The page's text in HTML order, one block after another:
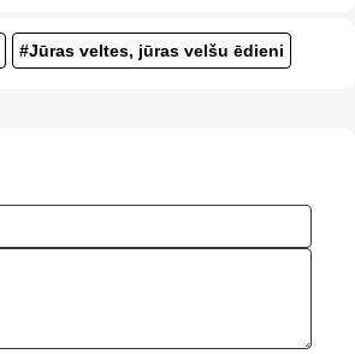
#Jūras veltes, jūras velšu ēdieni